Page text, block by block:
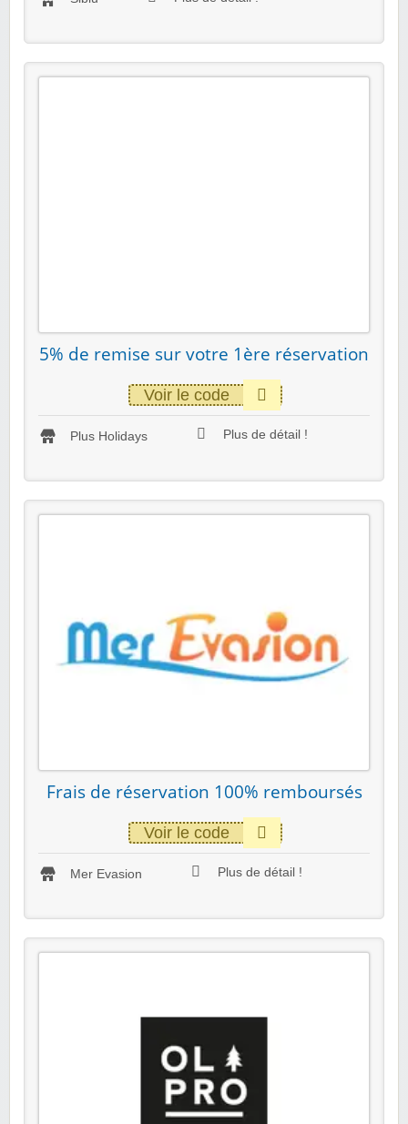
5% de remise sur votre 1ère réservation
Voir le code
Plus Holidays Plus de détail !
Frais de réservation 100% remboursés
Voir le code
Mer Evasion Plus de détail !